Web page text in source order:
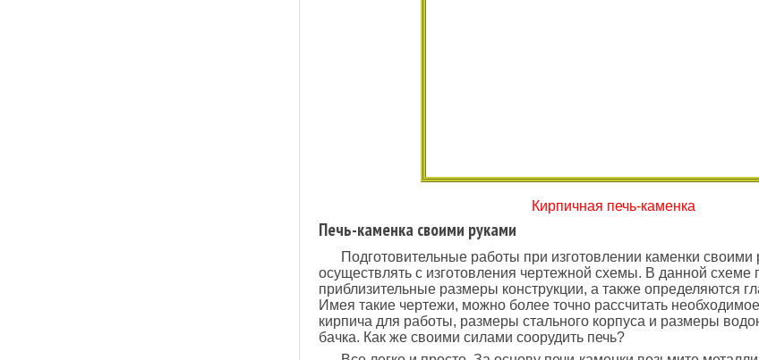
Кирпичная печь-каменка
Печь-каменка своими руками
Подготовительные работы при изготовлении каменки
осуществлять с изготовления чертежной схемы. В данной схеме
приблизительные размеры конструкции, а также определяются
Имея такие чертежи, можно более точно рассчитать
кирпича для работы, размеры стального корпуса и размеры
бачка. Как же своими силами соорудить печь?